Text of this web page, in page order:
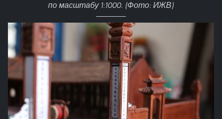
по масштабу 1:1000. (Фото: ИЖВ)